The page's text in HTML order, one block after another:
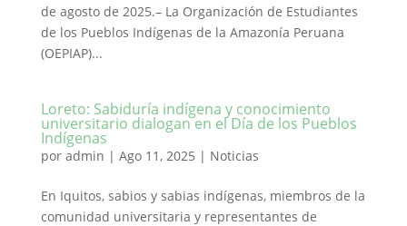
de agosto de 2025.– La Organización de Estudiantes
de los Pueblos Indígenas de la Amazonía Peruana
(OEPIAP)...
Loreto: Sabiduría indígena y conocimiento
universitario dialogan en el Día de los Pueblos
Indígenas
por admin | Ago 11, 2025 | Noticias
En Iquitos, sabios y sabias indígenas, miembros de la
comunidad universitaria y representantes de